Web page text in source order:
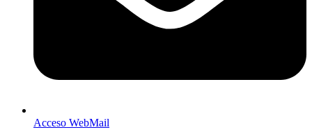
Acceso WebMail